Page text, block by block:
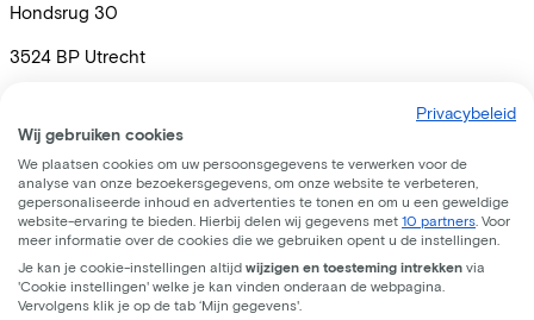
Hondsrug 30
3524 BP Utrecht
Privacybeleid
Wij gebruiken cookies
We plaatsen cookies om uw persoonsgegevens te verwerken voor de
analyse van onze bezoekersgegevens, om onze website te verbeteren,
gepersonaliseerde inhoud en advertenties te tonen en om u een geweldige
website-ervaring te bieden. Hierbij delen wij gegevens met 10 partners . Voor
meer informatie over de cookies die we gebruiken opent u de instellingen.
Je kan je cookie-instellingen altijd wijzigen en toesteming intrekken via
'Cookie instellingen' welke je kan vinden onderaan de webpagina.
Vervolgens klik je op de tab ‘Mijn gegevens'.